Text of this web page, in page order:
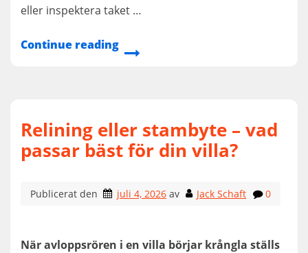
eller inspektera taket …
Continue reading
Relining eller stambyte – vad
passar bäst för din villa?
Publicerat den juli 4, 2026 av Jack Schaft 0
När avloppsrören i en villa börjar krångla ställs